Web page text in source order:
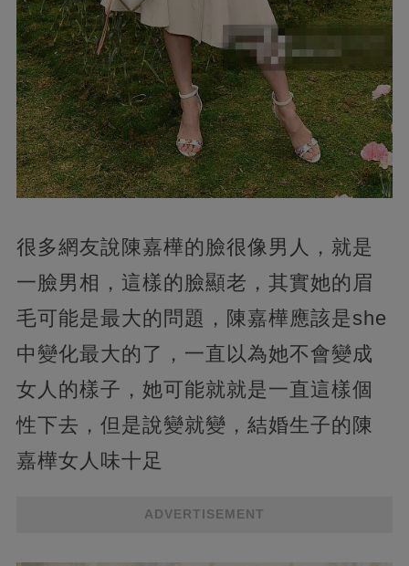
很多網友說陳嘉樺的臉很像男人，就是
一臉男相，這樣的臉顯老，其實她的眉
毛可能是最大的問題，陳嘉樺應該是she
中變化最大的了，一直以為她不會變成
女人的樣子，她可能就就是一直這樣個
性下去，但是說變就變，結婚生子的陳
嘉樺女人味十足
ADVERTISEMENT